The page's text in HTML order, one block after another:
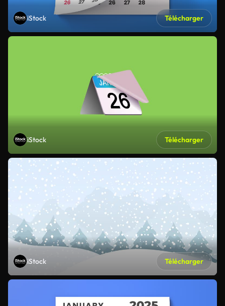
iStock Télécharger
iStock Télécharger
iStock Télécharger